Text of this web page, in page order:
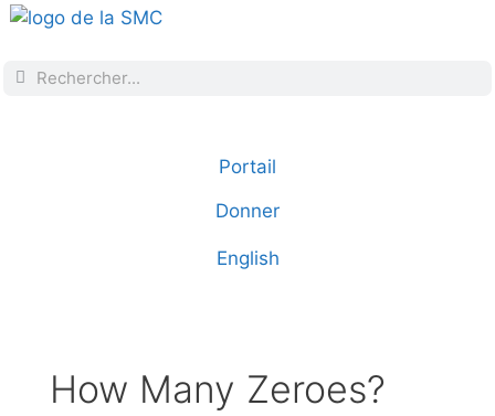
Portail
Donner
English
How Many Zeroes?